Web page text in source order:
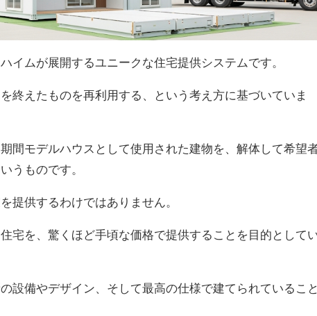
イムが展開するユニークな住宅提供システムです。
終えたものを再利用する、という考え方に基づいていま
間モデルハウスとして使用された建物を、解体して希望
うものです。
提供するわけではありません。
宅を、驚くほど手頃な価格で提供することを目的として
設備やデザイン、そして最高の仕様で建てられていること